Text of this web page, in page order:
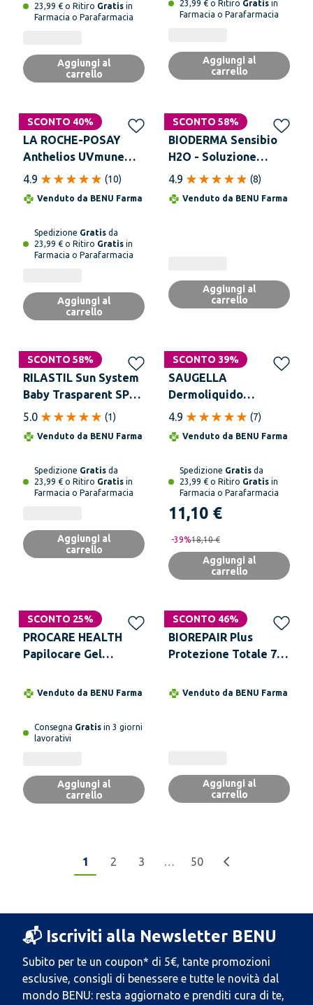
23,99 € o Ritiro Gratis in
Farmacia o Parafarmacia
Aggiungi al
carrello
23,99 € o Ritiro Gratis in
Farmacia o Parafarmacia
Aggiungi al
carrello
SCONTO 40%
LA ROCHE-POSAY
Anthelios UVmune
400 Fluido Invisibile
Profumo 50 ml
4.9 (10)
Venduto da BENU Farma
Spedizione Gratis da
23,99 € o Ritiro Gratis in
Farmacia o Parafarmacia
Aggiungi al
carrello
SCONTO 58%
BIODERMA Sensibio
H2O - Soluzione
Micellare 500 ml
4.9 (8)
Venduto da BENU Farma
Aggiungi al
carrello
SCONTO 58%
RILASTIL Sun System
Baby Trasparent SPF
50+ Spray 200 ml
5.0 (1)
Venduto da BENU Farma
Spedizione Gratis da
23,99 € o Ritiro Gratis in
Farmacia o Parafarmacia
Aggiungi al
carrello
SCONTO 39%
SAUGELLA
Dermoliquido
Emulsione
4.9 (7)
Venduto da BENU Farma
Spedizione Gratis da
23,99 € o Ritiro Gratis in
Farmacia o Parafarmacia
11,10 €
-39%18,10 €
Aggiungi al
carrello
SCONTO 25%
PROCARE HEALTH
Papilocare Gel
Monodose da 5 ml
Venduto da BENU Farma
Consegna Gratis in 3 giorni
lavorativi
Aggiungi al
carrello
SCONTO 46%
BIOREPAIR Plus
Protezione Totale 75
Venduto da BENU Farma
Aggiungi al
carrello
1 2 3 … 50
📬 Iscriviti alla Newsletter BENU
Subito per te un coupon* di 5€, tante promozioni
esclusive, consigli di benessere e tutte le novità dal
mondo BENU: resta aggiornato e prenditi cura di te,